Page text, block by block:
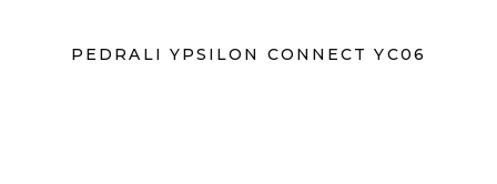
PEDRALI YPSILON CONNECT YC06